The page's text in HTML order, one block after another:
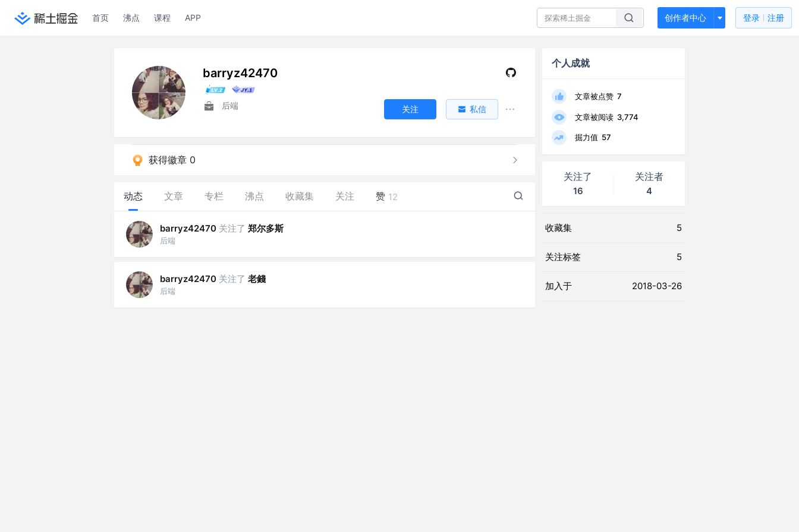
首页 沸点 课程 APP 创作者中心 登录 注册
barryz42470
后端 关注 私信
获得徽章 0
动态 文章 专栏 沸点 收藏集 关注 赞 12
barryz42470 关注了 郑尔多斯
后端
barryz42470 关注了 老錢
后端
个人成就
文章被点赞 7
文章被阅读 3,774
掘力值 57
关注了
16
关注者
4
收藏集 5
关注标签 5
加入于 2018-03-26